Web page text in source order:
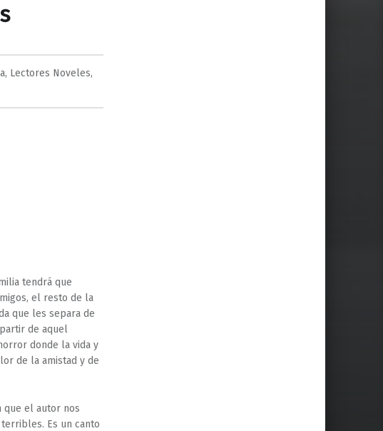
, Lectores Noveles,
tendrá que
el resto de la
que les separa de
de aquel
donde la vida y
de la amistad y de
que el autor nos
Es un canto